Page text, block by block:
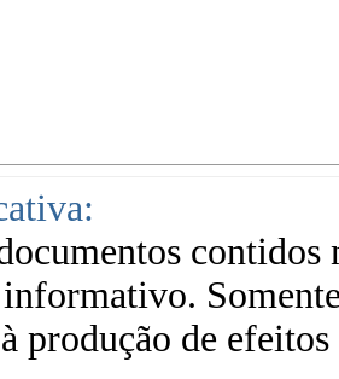
contidos
produção de